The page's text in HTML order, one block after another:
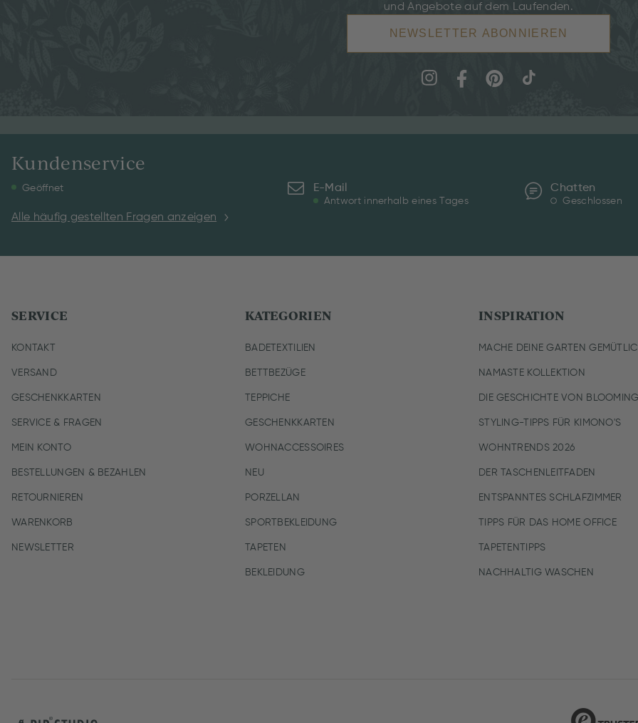
und Angebote auf dem Laufenden.
NEWSLETTER ABONNIEREN
Kundenservice
Geöffnet
Alle häufig gestellten Fragen anzeigen
E-Mail
Antwort innerhalb eines Tages
Chatten
Geschlossen
SERVICE
KONTAKT
VERSAND
GESCHENKKARTEN
SERVICE & FRAGEN
MEIN KONTO
BESTELLUNGEN & BEZAHLEN
RETOURNIEREN
WARENKORB
NEWSLETTER
KATEGORIEN
BADETEXTILIEN
BETTBEZÜGE
TEPPICHE
GESCHENKKARTEN
WOHNACCESSOIRES
NEU
PORZELLAN
SPORTBEKLEIDUNG
TAPETEN
BEKLEIDUNG
INSPIRATION
MACHE DEINE GARTEN
NAMASTE KOLLEKTION
DIE GESCHICHTE VON
STYLING-TIPPS FÜR KIMONO'S
WOHNTRENDS 2026
DER TASCHENLEITFADEN
ENTSPANNTES SCHLAFZIMMER
TIPPS FÜR DAS HOME OFFICE
TAPETENTIPPS
NACHHALTIG WASCHEN